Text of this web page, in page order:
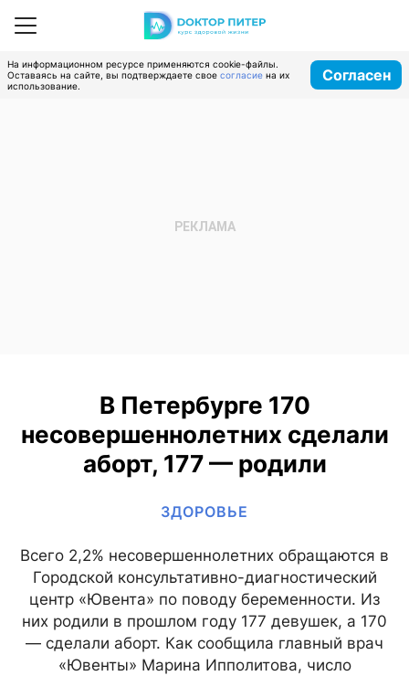
На информационном ресурсе применяются cookie-файлы.
Оставаясь на сайте, вы подтверждаете свое согласие на их
использование.
Согласен
В Петербурге 170
несовершеннолетних сделали
аборт, 177 — родили
ЗДОРОВЬЕ
Всего 2,2% несовершеннолетних обращаются в
Городской консультативно-диагностический
центр «Ювента» по поводу беременности. Из
них родили в прошлом году 177 девушек, а 170
— сделали аборт. Как сообщила главный врач
«Ювенты» Марина Ипполитова, число